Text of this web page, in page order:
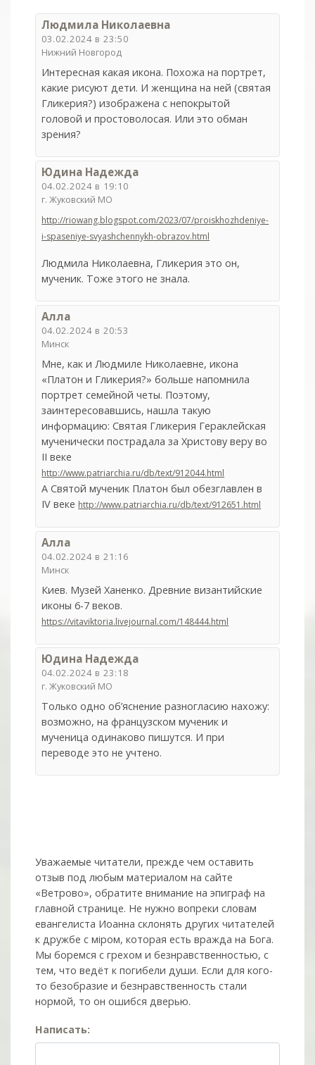
Людмила Николаевна
03.02.2024 в 23:50
Нижний Новгород
Интересная какая икона. Похожа на портрет,
какие рисуют дети. И женщина на ней (святая
Гликерия?) изображена с непокрытой
головой и простоволосая. Или это обман
зрения?
Юдина Надежда
04.02.2024 в 19:10
г. Жуковский МО
http://riowang.blogspot.com/2023/07/proiskhozhdeniye-
i-spaseniye-svyashchennykh-obrazov.html
Людмила Николаевна, Гликерия это он,
мученик. Тоже этого не знала.
Алла
04.02.2024 в 20:53
Минск
Мне, как и Людмиле Николаевне, икона
«Платон и Гликерия?» больше напомнила
портрет семейной четы. Поэтому,
заинтересовавшись, нашла такую
информацию: Святая Гликерия Гераклейская
мученически пострадала за Христову веру во
II веке
http://www.patriarchia.ru/db/text/912044.html
А Святой мученик Платон был обезглавлен в
IV веке http://www.patriarchia.ru/db/text/912651.html
Алла
04.02.2024 в 21:16
Минск
Киев. Музей Ханенко. Древние византийские
иконы 6-7 веков.
https://vitaviktoria.livejournal.com/148444.html
Юдина Надежда
04.02.2024 в 23:18
г. Жуковский МО
Только одно об’яснение разногласию нахожу:
возможно, на французском мученик и
мученица одинаково пишутся. И при
переводе это не учтено.
Уважаемые читатели, прежде чем оставить
отзыв под любым материалом на сайте
«Ветрово», обратите внимание на эпиграф на
главной странице. Не нужно вопреки словам
евангелиста Иоанна склонять других читателей
к дружбе с мiром, которая есть вражда на Бога.
Мы боремся с грехом и без­нрав­ствен­ностью, с
тем, что ведёт к погибели души. Если для кого-
то безобразие и безнравственность стали
нормой, то он ошибся дверью.
Написать: